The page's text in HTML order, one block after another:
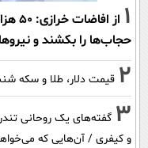
1
از
حجاب‌ها را بکشند و
2 قیمت دلار، طلا و سکه شنبه ۱۷ مرداد ۱۴۰۵ (+جدول
3
و کیفری / آن‌هایی که می‌خواهند به ۲۵۰ هزار نفر